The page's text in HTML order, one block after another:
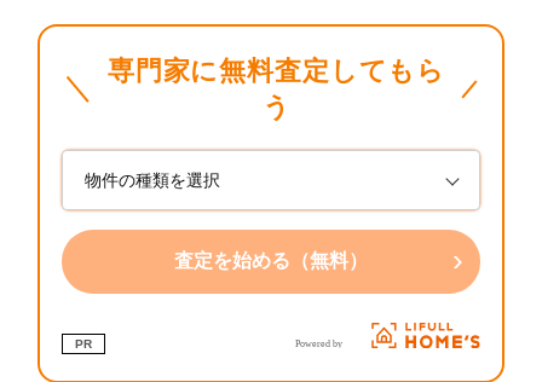
専門家に無料査定してもら
う
査定を始める（無料） ›
PR